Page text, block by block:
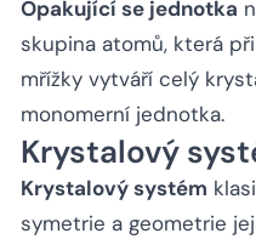
Opakující se jednotka
skupina atomů, která
mřížky vytváří celý
monomerní jednotka.
Krystalový
Krystalový systém
symetrie a geometrie